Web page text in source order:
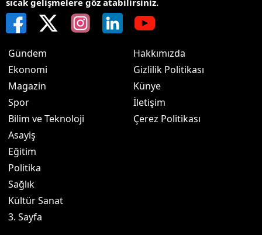
sıcak gelişmelere göz atabilirsiniz.
Gündem
Ekonomi
Magazin
Spor
Bilim ve Teknoloji
Asayiş
Eğitim
Politika
Sağlık
Kültür Sanat
3. Sayfa
Hakkımızda
Gizlilik Politikası
Künye
İletişim
Çerez Politikası